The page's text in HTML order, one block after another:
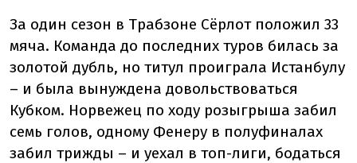
За один сезон в Трабзоне Сёрлот положил 33
мяча. Команда до последних туров билась за
золотой дубль, но титул проиграла Истанбулу
– и была вынуждена довольствоваться
Кубком. Норвежец по ходу розыгрыша забил
семь голов, одному Фенеру в полуфиналах
забил трижды – и уехал в топ-лиги, бодаться